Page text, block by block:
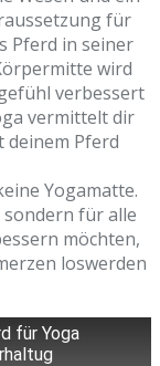
für
Pferd in seiner
wird
verbessert
vermittelt dir
deinem Pferd
Yogamatte.
sondern für alle
möchten,
loswerden
für Yoga